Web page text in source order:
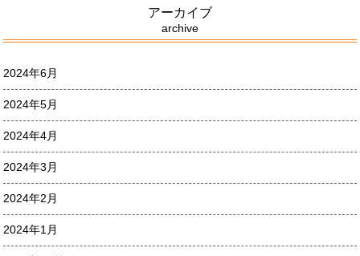
アーカイブ
archive
2024年6月
2024年5月
2024年4月
2024年3月
2024年2月
2024年1月